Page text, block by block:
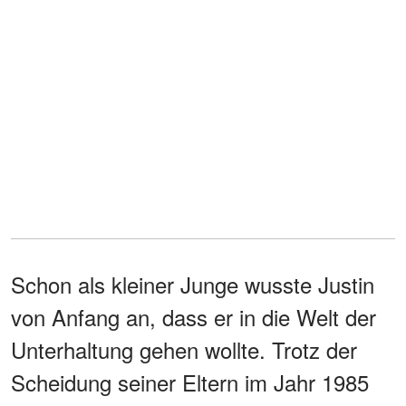
Schon als kleiner Junge wusste Justin
von Anfang an, dass er in die Welt der
Unterhaltung gehen wollte. Trotz der
Scheidung seiner Eltern im Jahr 1985